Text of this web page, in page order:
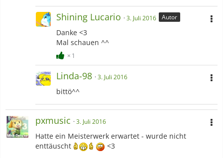
Shining Lucario 3. Juli 2016 Autor
Danke <3
Mal schauen ^^
1
Linda-98 3. Juli 2016
bittö^^
pxmusic 3. Juli 2016
Hatte ein Meisterwerk erwartet - wurde nicht
enttäuscht
<3